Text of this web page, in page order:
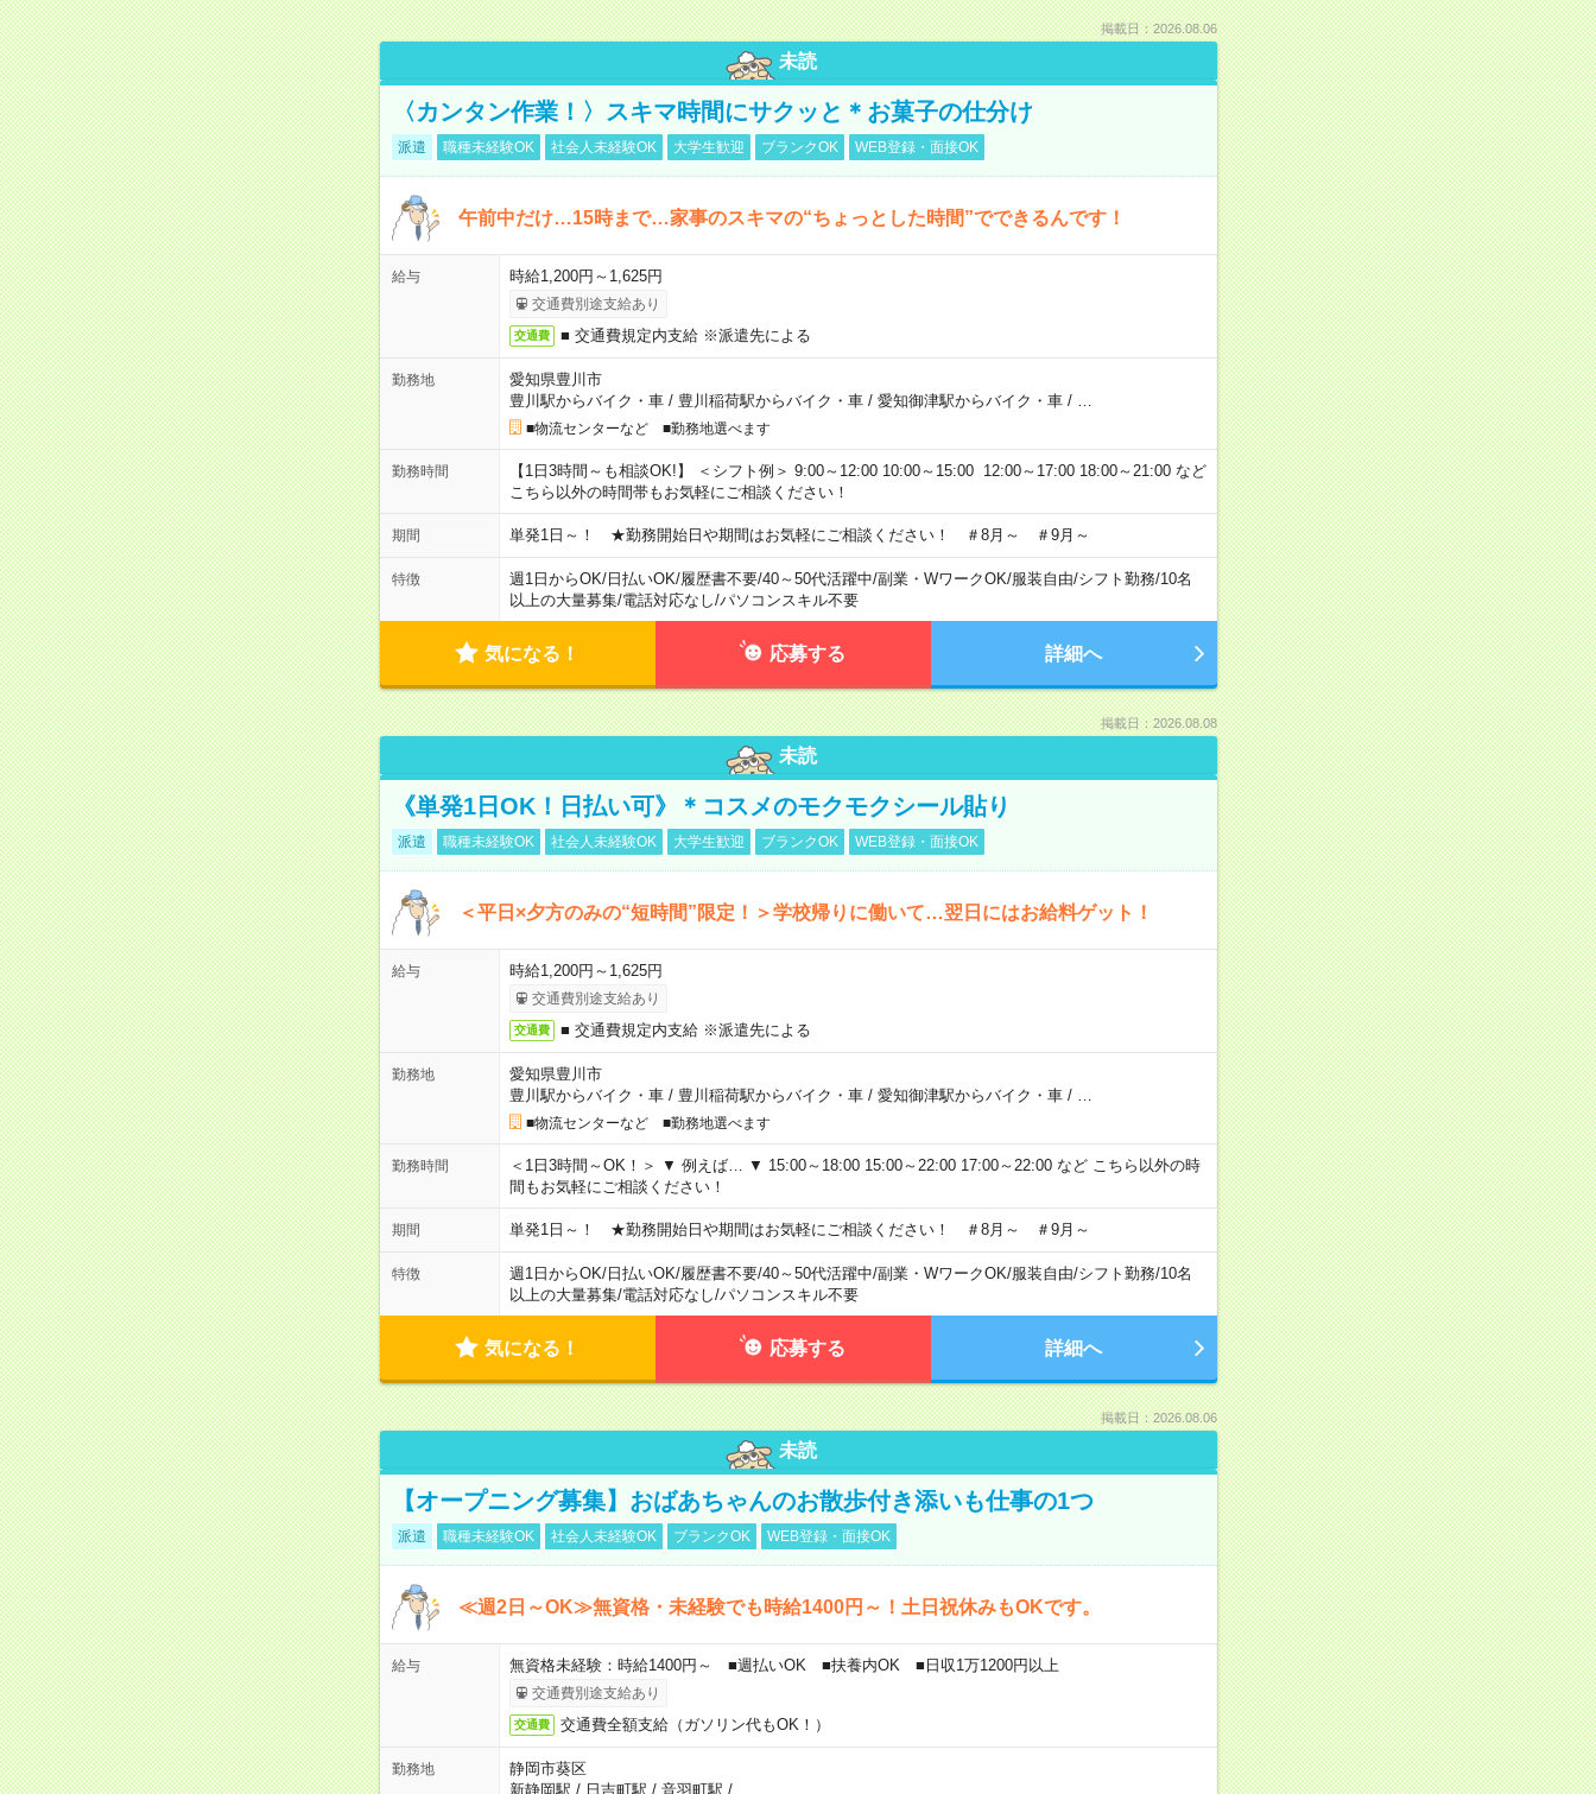
掲載日：2026.08.06
未読
〈カンタン作業！〉スキマ時間にサクッと＊お菓子の仕分け
派遣 職種未経験OK 社会人未経験OK 大学生歓迎 ブランクOK WEB登録・面接OK
午前中だけ…15時まで…家事のスキマの“ちょっとした時間”でできるんです！
給与 時給1,200円～1,625円
交通費別途支給あり
交通費 ■ 交通費規定内支給 ※派遣先による
勤務地
愛知県豊川市
豊川駅からバイク・車/ 豊川稲荷駅からバイク・車/ 愛知御津駅からバイク・車/
■物流センターなど ■勤務地選べます
勤務時間
【1日3時間～も相談OK!】 ＜シフト例＞ 9:00～12:00 10:00～15:00 12:00～17:00 18:00～21:00 など
こちら以外の時間帯もお気軽にご相談ください！
期間 単発1日～！ ★勤務開始日や期間はお気軽にご相談ください！ ＃8月～ ＃9月～
特徴 週1日からOK/日払いOK/履歴書不要/40～50代活躍中/副業・WワークOK/服装自由/シフト勤務/10名
以上の大量募集/電話対応なし/パソコンスキル不要
気になる！ 応募する 詳細へ
掲載日：2026.08.08
未読
《単発1日OK！日払い可》＊コスメのモクモクシール貼り
派遣 職種未経験OK 社会人未経験OK 大学生歓迎 ブランクOK WEB登録・面接OK
＜平日×夕方のみの“短時間”限定！＞学校帰りに働いて…翌日にはお給料ゲット！
給与 時給1,200円～1,625円
交通費別途支給あり
交通費 ■ 交通費規定内支給 ※派遣先による
勤務地
愛知県豊川市
豊川駅からバイク・車/ 豊川稲荷駅からバイク・車/ 愛知御津駅からバイク・車/
■物流センターなど ■勤務地選べます
勤務時間
＜1日3時間～OK！＞ ▼ 例えば… ▼ 15:00～18:00 15:00～22:00 17:00～22:00 など こちら以外の時
間もお気軽にご相談ください！
期間 単発1日～！ ★勤務開始日や期間はお気軽にご相談ください！ ＃8月～ ＃9月～
特徴 週1日からOK/日払いOK/履歴書不要/40～50代活躍中/副業・WワークOK/服装自由/シフト勤務/10名
以上の大量募集/電話対応なし/パソコンスキル不要
気になる！ 応募する 詳細へ
掲載日：2026.08.06
未読
【オープニング募集】おばあちゃんのお散歩付き添いも仕事の1つ
派遣 職種未経験OK 社会人未経験OK ブランクOK WEB登録・面接OK
≪週2日～OK≫無資格・未経験でも時給1400円～！土日祝休みもOKです。
給与 無資格未経験：時給1400円～ ■週払いOK ■扶養内OK ■日収1万1200円以上
交通費別途支給あり
交通費 交通費全額支給（ガソリン代もOK！）
勤務地
静岡市葵区
新静岡駅 / 日吉町駅 / 音羽町駅 /